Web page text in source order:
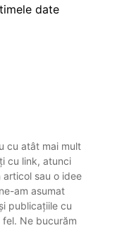
date
cu atât mai mult
cu link, atunci
sau o idee
am asumat
publicațiile cu
Ne bucurăm